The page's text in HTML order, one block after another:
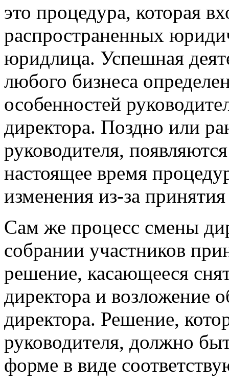
это процедура, которая
распространенных
юридлица. Успешная
любого бизнеса
особенностей
директора. Поздно или
руководителя,
настоящее время
изменения из-за
Сам же процесс смены
собрании участников
решение, касающееся
директора и возложение
директора. Решение,
руководителя, должно
форме в виде